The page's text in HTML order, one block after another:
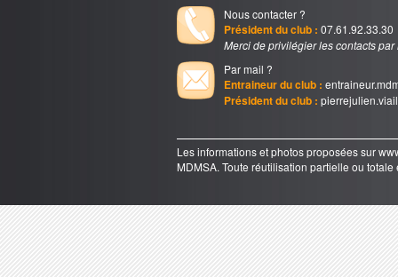
Nous contacter ?
Président du club : 07.61.92.33.30
Merci de privilégier les contacts par
Par mail ?
Entraineur du club :
Président du club :
Les informations et photos proposées sur
MDMSA. Toute réutilisation partielle ou totale